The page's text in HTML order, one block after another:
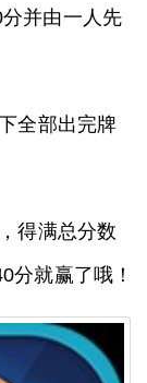
并由一人先
全部出完牌
得满总分数
分就赢了哦！